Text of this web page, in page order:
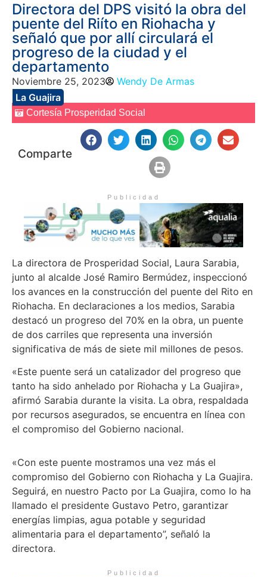
Directora del DPS visitó la obra del
puente del Riíto en Riohacha y
señaló que por allí circulará el
progreso de la ciudad y el
departamento
Noviembre 25, 2023
Wendy De Armas
La Guajira
Cortesía Prosperidad Social
Comparte
Publicidad
La directora de Prosperidad Social, Laura Sarabia,
junto al alcalde José Ramiro Bermúdez, inspeccionó
los avances en la construcción del puente del Rito en
Riohacha. En declaraciones a los medios, Sarabia
destacó un progreso del 70% en la obra, un puente
de dos carriles que representa una inversión
significativa de más de siete mil millones de pesos.
«Este puente será un catalizador del progreso que
tanto ha sido anhelado por Riohacha y La Guajira»,
afirmó Sarabia durante la visita. La obra, respaldada
por recursos asegurados, se encuentra en línea con
el compromiso del Gobierno nacional.
«Con este puente mostramos una vez más el
compromiso del Gobierno con Riohacha y La Guajira.
Seguirá, en nuestro Pacto por La Guajira, como lo ha
llamado el presidente Gustavo Petro, garantizar
energías limpias, agua potable y seguridad
alimentaria para el departamento”, señaló la
directora.
Publicidad